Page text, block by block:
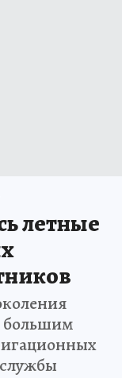
летные
большим